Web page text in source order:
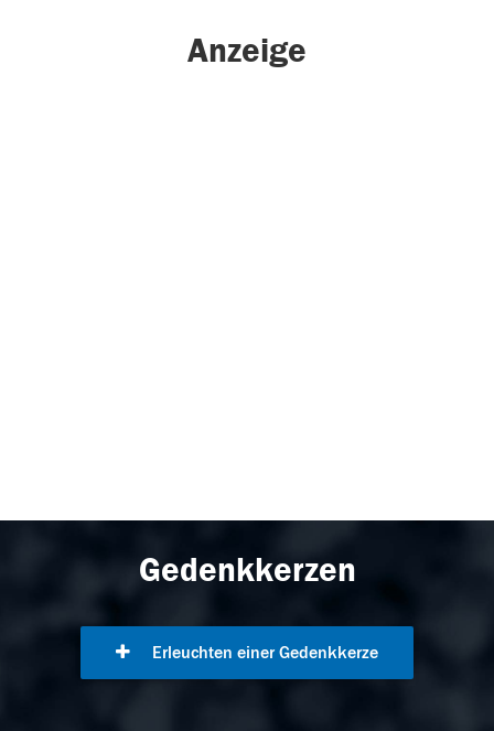
Anzeige
Gedenkkerzen
Erleuchten einer Gedenkkerze